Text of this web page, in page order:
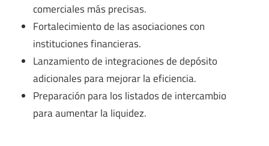
comerciales más precisas.
Fortalecimiento de las asociaciones con
instituciones financieras.
Lanzamiento de integraciones de depósito
adicionales para mejorar la eficiencia.
Preparación para los listados de intercambio
para aumentar la liquidez.